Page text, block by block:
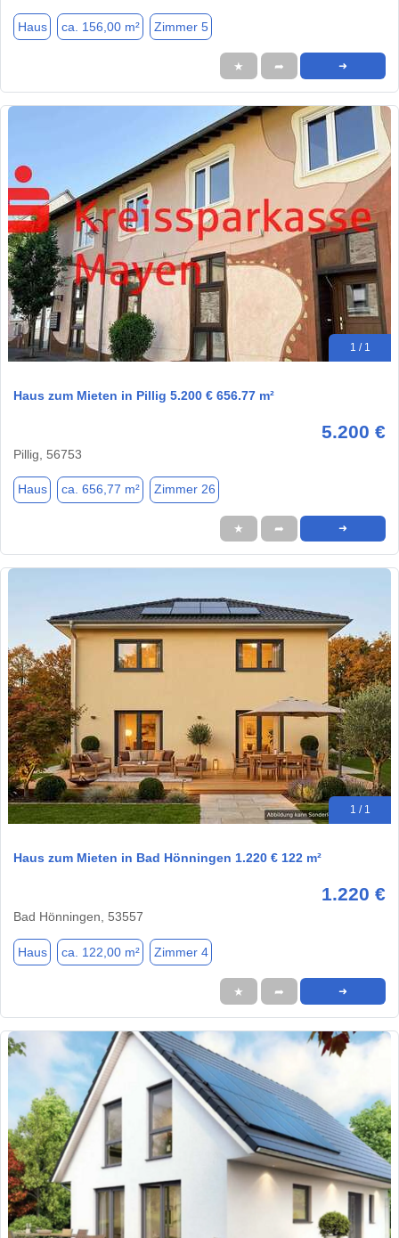
Haus ca. 156,00 m² Zimmer 5
★ ➦ ➜
1 / 1
Haus zum Mieten in Pillig 5.200 € 656.77 m²
5.200 €
Pillig, 56753
Haus ca. 656,77 m² Zimmer 26
★ ➦ ➜
1 / 1
Haus zum Mieten in Bad Hönningen 1.220 € 122 m²
1.220 €
Bad Hönningen, 53557
Haus ca. 122,00 m² Zimmer 4
★ ➦ ➜